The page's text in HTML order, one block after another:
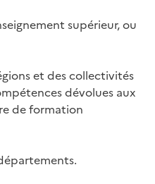
supérieur, ou
et des collectivités
dévolues aux
de formation